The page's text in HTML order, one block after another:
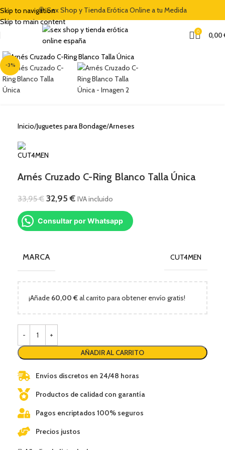
Skip to navigation
Skip to main content
🍭 Sex Shop y Tienda Erótica Online a tu Medida
0 0,00
-3%
Clic para ampliar
Inicio Juguetes para Bondage Arneses
Arnés Cruzado C-Ring Blanco Talla Única
33,95€ 32,95€ IVA incluido
Consultar por Whatsapp
MARCA CUT4MEN
¡Añade 60,00 €al carrito para obtener envío gratis!
AÑADIR AL CARRITO
Envíos discretos en 24/48 horas
Productos de calidad con garantía
Pagos encriptados 100% seguros
Precios justos
BIENVENIDA DEL 5% CON EL CÓDIGO "DULCES5"🏷️ CUPÓN DE DESCUENTO DE